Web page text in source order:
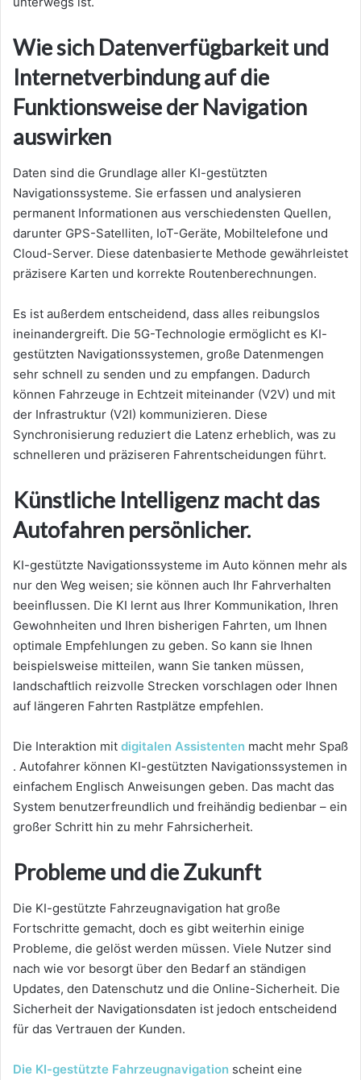
Wie sich Datenverfügbarkeit und
Internetverbindung auf die
Funktionsweise der Navigation
auswirken
Daten sind die Grundlage aller KI-gestützten
Navigationssysteme. Sie erfassen und analysieren
permanent Informationen aus verschiedensten Quellen,
darunter GPS-Satelliten, IoT-Geräte, Mobiltelefone und
Cloud-Server. Diese datenbasierte Methode gewährleistet
präzisere Karten und korrekte Routenberechnungen.
Es ist außerdem entscheidend, dass alles reibungslos
ineinandergreift. Die 5G-Technologie ermöglicht es KI-
gestützten Navigationssystemen, große Datenmengen
sehr schnell zu senden und zu empfangen. Dadurch
können Fahrzeuge in Echtzeit miteinander (V2V) und mit
der Infrastruktur (V2I) kommunizieren. Diese
Synchronisierung reduziert die Latenz erheblich, was zu
schnelleren und präziseren Fahrentscheidungen führt.
Künstliche Intelligenz macht das
Autofahren persönlicher.
KI-gestützte Navigationssysteme im Auto können mehr als
nur den Weg weisen; sie können auch Ihr Fahrverhalten
beeinflussen. Die KI lernt aus Ihrer Kommunikation, Ihren
Gewohnheiten und Ihren bisherigen Fahrten, um Ihnen
optimale Empfehlungen zu geben. So kann sie Ihnen
beispielsweise mitteilen, wann Sie tanken müssen,
landschaftlich reizvolle Strecken vorschlagen oder Ihnen
auf längeren Fahrten Rastplätze empfehlen.
Die Interaktion mit digitalen Assistenten macht mehr Spaß
. Autofahrer können KI-gestützten Navigationssystemen in
einfachem Englisch Anweisungen geben. Das macht das
System benutzerfreundlich und freihändig bedienbar – ein
großer Schritt hin zu mehr Fahrsicherheit.
Probleme und die Zukunft
Die KI-gestützte Fahrzeugnavigation hat große
Fortschritte gemacht, doch es gibt weiterhin einige
Probleme, die gelöst werden müssen. Viele Nutzer sind
nach wie vor besorgt über den Bedarf an ständigen
Updates, den Datenschutz und die Online-Sicherheit. Die
Sicherheit der Navigationsdaten ist jedoch entscheidend
für das Vertrauen der Kunden.
Die KI-gestützte Fahrzeugnavigation scheint eine